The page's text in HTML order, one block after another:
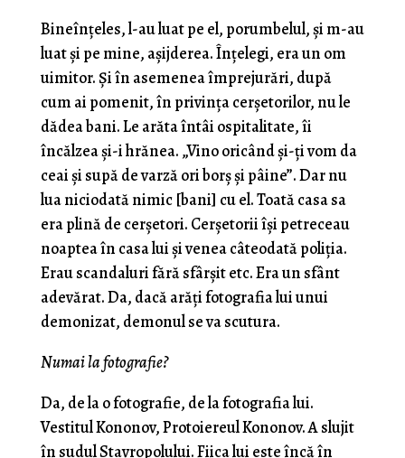
Bineînţeles, l-au luat pe el, porumbelul, şi m-au
luat şi pe mine, aşijderea. Înţelegi, era un om
uimitor. Şi în asemenea împrejurări, după
cum ai pomenit, în privinţa cerşetorilor, nu le
dădea bani. Le arăta întâi ospitalitate, îi
încălzea şi-i hrănea. „Vino oricând şi-ţi vom da
ceai şi supă de varză ori borş şi pâine”. Dar nu
lua niciodată nimic [bani] cu el. Toată casa sa
era plină de cerşetori. Cerşetorii îşi petreceau
noaptea în casa lui şi venea câteodată poliţia.
Erau scandaluri fără sfârşit etc. Era un sfânt
adevărat. Da, dacă arăţi fotografia lui unui
demonizat, demonul se va scutura.
Numai la fotografie?
Da, de la o fotografie, de la fotografia lui.
Vestitul Kononov, Protoiereul Kononov. A slujit
în sudul Stavropolului. Fiica lui este încă în